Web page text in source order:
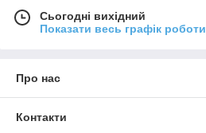
Сьогодні вихідний
Показати весь графік роботи
Про нас
Контакти